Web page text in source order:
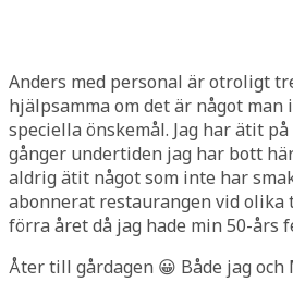
Anders med personal är otroligt
hjälpsamma om det är något
speciella önskemål. Jag har ätit
gånger undertiden jag har bott
aldrig ätit något som inte har
abonnerat restaurangen vid
förra året då jag hade min 50-års
Åter till gårdagen 😀 Både jag